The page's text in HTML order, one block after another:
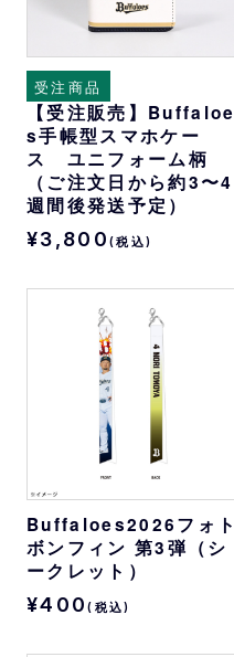
受注商品
【受注販売】Buffaloe
s手帳型スマホケー
ス ユニフォーム柄
（ご注文日から約3〜4
週間後発送予定）
¥3,800 (税込)
Buffaloes2026フォト
ボンフィン 第3弾（シ
ークレット）
¥400(税込)